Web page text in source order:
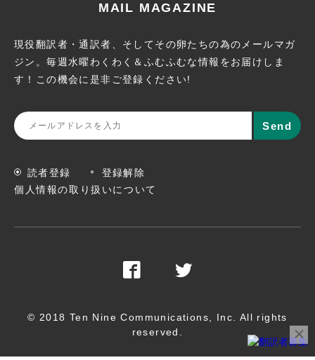
MAIL MAGAZINE
現役翻訳者・通訳者、そしてその卵たちの為のメールマガ
ジン。毎週水曜わくわく＆ふむふむな情報をお届けしま
す！この機会に 是非ご登録ください!
読者登録
登録解除
個人情報の取り扱いについて
© 2018 Ten Nine Communications, Inc. All rights
reserved.